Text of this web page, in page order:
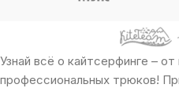
Узнай всё о кайтсерфинге –
профессиональных трюков!